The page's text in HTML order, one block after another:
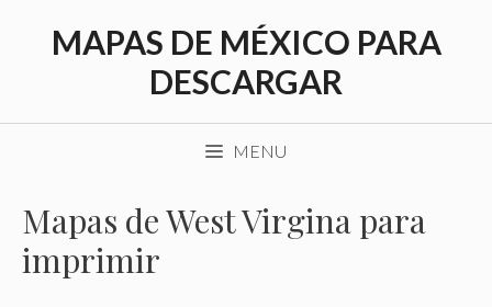
MAPAS DE MÉXICO PARA
DESCARGAR
MENU
Mapas de West Virgina para
imprimir